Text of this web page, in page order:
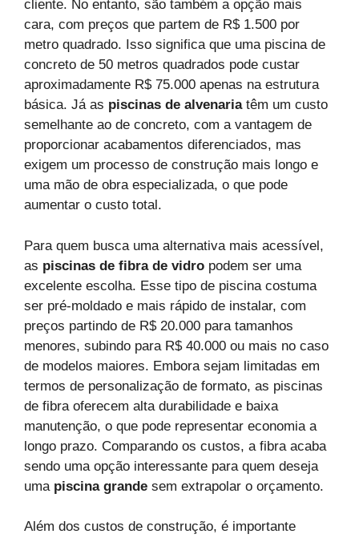
cliente. No entanto, são também a opção mais
cara, com preços que partem de R$ 1.500 por
metro quadrado. Isso significa que uma piscina de
concreto de 50 metros quadrados pode custar
aproximadamente R$ 75.000 apenas na estrutura
básica. Já as piscinas de alvenariatêm um custo
semelhante ao de concreto, com a vantagem de
proporcionar acabamentos diferenciados, mas
exigem um processo de construção mais longo e
uma mão de obra especializada, o que pode
aumentar o custo total.
Para quem busca uma alternativa mais acessível,
as piscinas de fibra de vidro podem ser uma
excelente escolha. Esse tipo de piscina costuma
ser pré-moldado e mais rápido de instalar, com
preços partindo de R$ 20.000 para tamanhos
menores, subindo para R$ 40.000 ou mais no caso
de modelos maiores. Embora sejam limitadas em
termos de personalização de formato, as piscinas
de fibra oferecem alta durabilidade e baixa
manutenção, o que pode representar economia a
longo prazo. Comparando os custos, a fibra acaba
sendo uma opção interessante para quem deseja
uma piscina grande sem extrapolar o orçamento.
Além dos custos de construção, é importante